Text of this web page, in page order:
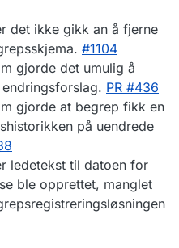
det ikke gikk an å fjerne
#1104
gjorde det umulig å
PR #436
gjorde at begrep fikk en
på uendrede
ledetekst til datoen for
ble opprettet, manglet